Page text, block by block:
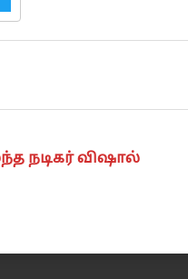
நடிகர் விஷால்